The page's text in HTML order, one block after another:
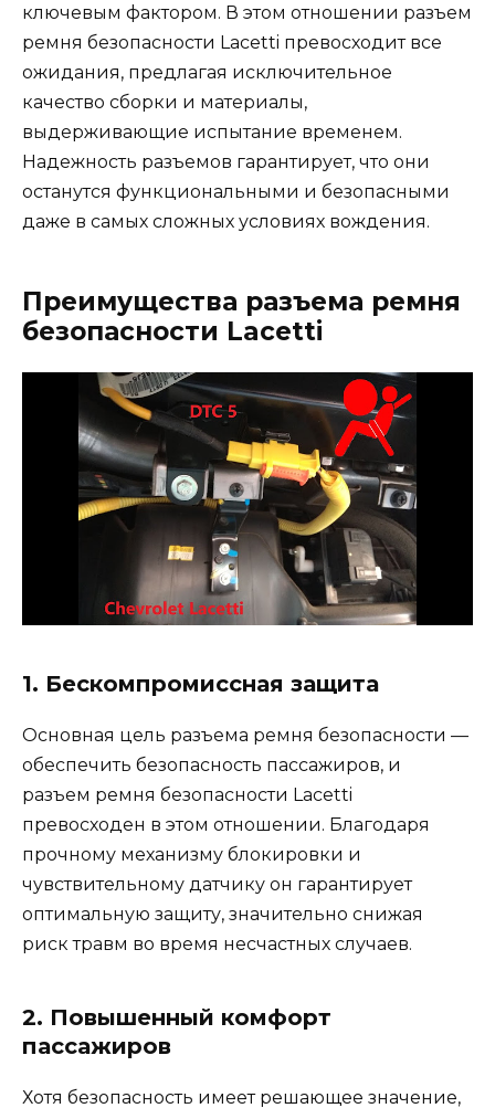
ключевым фактором. В этом отношении разъем
ремня безопасности Lacetti превосходит все
ожидания, предлагая исключительное
качество сборки и материалы,
выдерживающие испытание временем.
Надежность разъемов гарантирует, что они
останутся функциональными и безопасными
даже в самых сложных условиях вождения.
Преимущества разъема ремня
безопасности Lacetti
1. Бескомпромиссная защита
Основная цель разъема ремня безопасности —
обеспечить безопасность пассажиров, и
разъем ремня безопасности Lacetti
превосходен в этом отношении. Благодаря
прочному механизму блокировки и
чувствительному датчику он гарантирует
оптимальную защиту, значительно снижая
риск травм во время несчастных случаев.
2. Повышенный комфорт
пассажиров
Хотя безопасность имеет решающее значение,